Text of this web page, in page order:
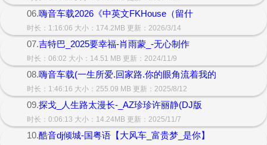
06.嗨音车载2026《中英文FKHouse（留什
时长：1:16:06 大小：174.2MB 更新：2026/3/14
07.吉特巴_2025要幸福-肖雨蒙_-无心制作
时长：06:02 大小：14.51 MB 更新：2024/11/9
08.嗨音车载(一生所爱.回家路.你的眼角流着我的
时长：1:46:16 大小：255.09 MB 更新：2025/8/12
09.探戈_人生路太漫长-_AZ珍珍许丽静(DJ版
时长：0:06:13 大小：14.24MB 更新：2025/11/7
10.酷音dj倾城-国粤语【大风车_富贵梦_是你】